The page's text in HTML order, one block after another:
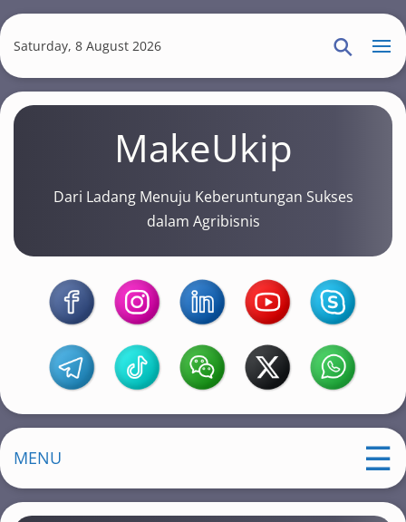
k
i
t
t
Saturday, 8 August 2026
MakeUkip
Dari Ladang Menuju Keberuntungan Sukses
dalam Agribisnis
MENU